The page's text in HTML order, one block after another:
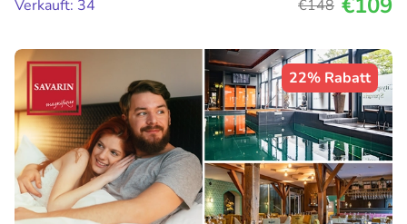
Verkauft: 34 €148
22% Rabatt